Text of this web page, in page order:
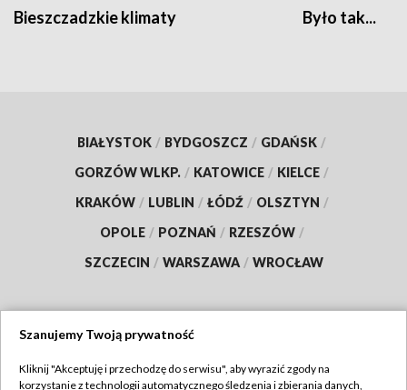
Bieszczadzkie klimaty Było tak...
BIAŁYSTOK / BYDGOSZCZ / GDAŃSK /
GORZÓW WLKP. / KATOWICE / KIELCE /
KRAKÓW / LUBLIN / ŁÓDŹ / OLSZTYN /
OPOLE / POZNAŃ / RZESZÓW /
SZCZECIN / WARSZAWA / WROCŁAW
Szanujemy Twoją prywatność
Kliknij "Akceptuję i przechodzę do serwisu", aby wyrazić zgody na
korzystanie z technologii automatycznego śledzenia i zbierania danych,